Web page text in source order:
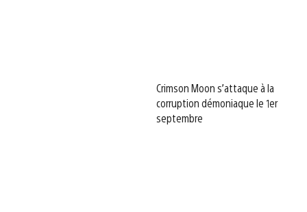
Crimson Moon s’attaque à la
corruption démoniaque le 1er
septembre